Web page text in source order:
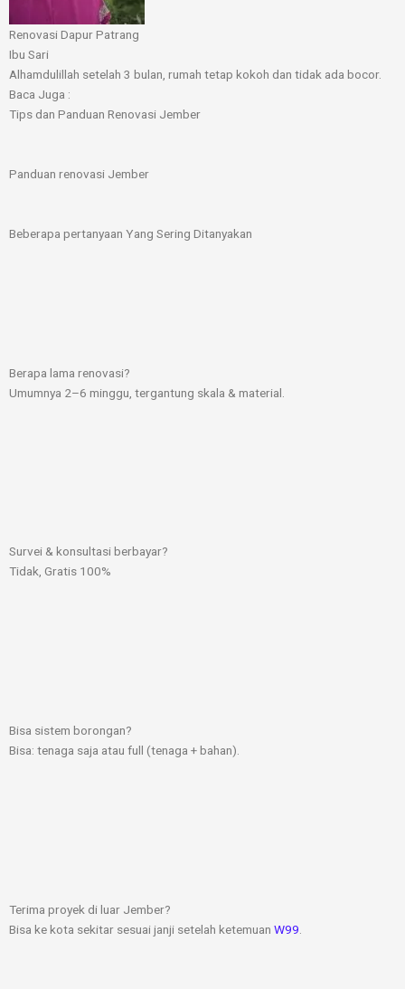
Renovasi Dapur Patrang
Ibu Sari
Alhamdulillah setelah 3 bulan, rumah tetap kokoh dan tidak ada bocor.
Baca Juga :
Tips dan Panduan Renovasi Jember
Panduan renovasi Jember
Beberapa pertanyaan Yang Sering Ditanyakan
Berapa lama renovasi?
Umumnya 2–6 minggu, tergantung skala & material.
Survei & konsultasi berbayar?
Tidak, Gratis 100%
Bisa sistem borongan?
Bisa: tenaga saja atau full (tenaga + bahan).
Terima proyek di luar Jember?
Bisa ke kota sekitar sesuai janji setelah ketemuan W99.